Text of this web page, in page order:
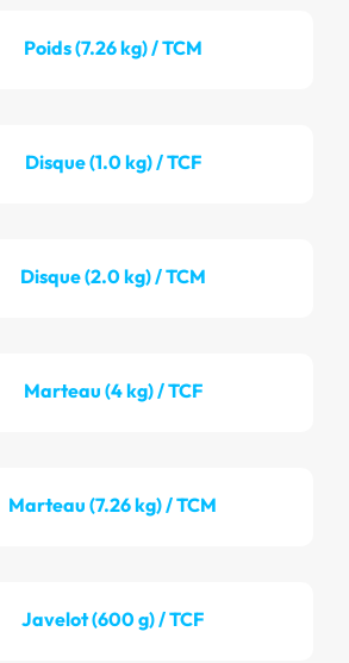
Poids (7.26 kg) / TCM
Disque (1.0 kg) / TCF
Disque (2.0 kg) / TCM
Marteau (4 kg) / TCF
Marteau (7.26 kg) / TCM
Javelot (600 g) / TCF